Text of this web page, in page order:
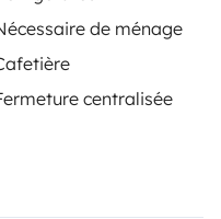
de ménage
centralisée